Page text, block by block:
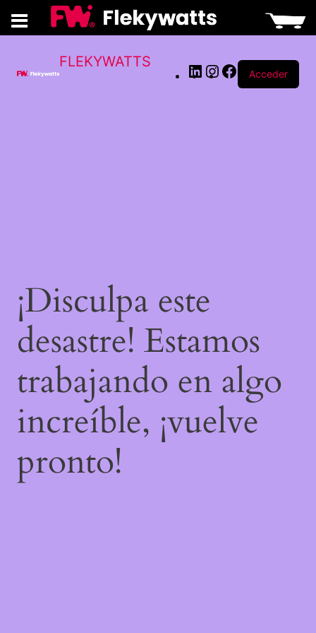
FLEKYWATTS
Acceder
¡Disculpa este
desastre! Estamos
trabajando en algo
increíble, ¡vuelve
pronto!